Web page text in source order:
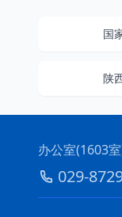
国
陕
办公室(1603
029-